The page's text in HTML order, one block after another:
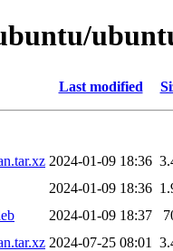
Last modified
2024-01-09 18:36
2024-01-09 18:36
2024-01-09 18:37
2024-07-25 08:01